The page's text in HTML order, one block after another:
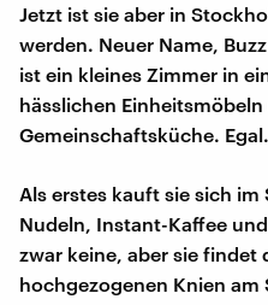
Jetzt ist sie aber in
werden. Neuer Name,
ist ein kleines Zimmer in
hässlichen
Gemeinschaftsküche. Egal.
Als erstes kauft sie sich
Nudeln, Instant-Kaffee
zwar keine, aber sie findet
hochgezogenen Knien